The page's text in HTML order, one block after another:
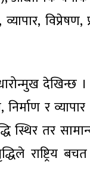
विप्रेषण,
देखिन्छ ।
र
स्थिर तर
राष्ट्रिय